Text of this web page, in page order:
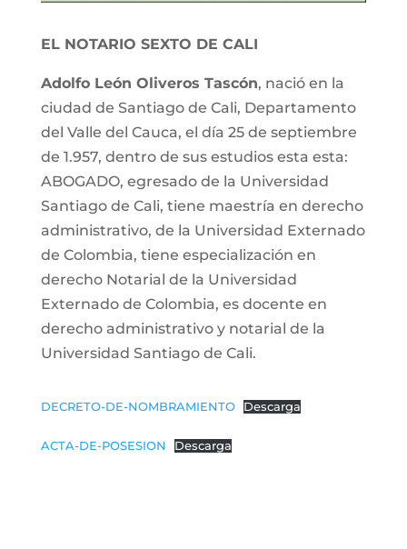
EL NOTARIO SEXTO DE CALI
Adolfo León Oliveros Tascón, nació en la
ciudad de Santiago de Cali, Departamento
del Valle del Cauca, el día 25 de septiembre
de 1.957, dentro de sus estudios esta esta:
ABOGADO, egresado de la Universidad
Santiago de Cali, tiene maestría en derecho
administrativo, de la Universidad Externado
de Colombia, tiene especialización en
derecho Notarial de la Universidad
Externado de Colombia, es docente en
derecho administrativo y notarial de la
Universidad Santiago de Cali.
DECRETO-DE-NOMBRAMIENTO Descarga
ACTA-DE-POSESION Descarga